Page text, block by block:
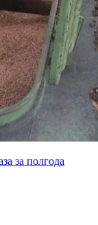
за полгода